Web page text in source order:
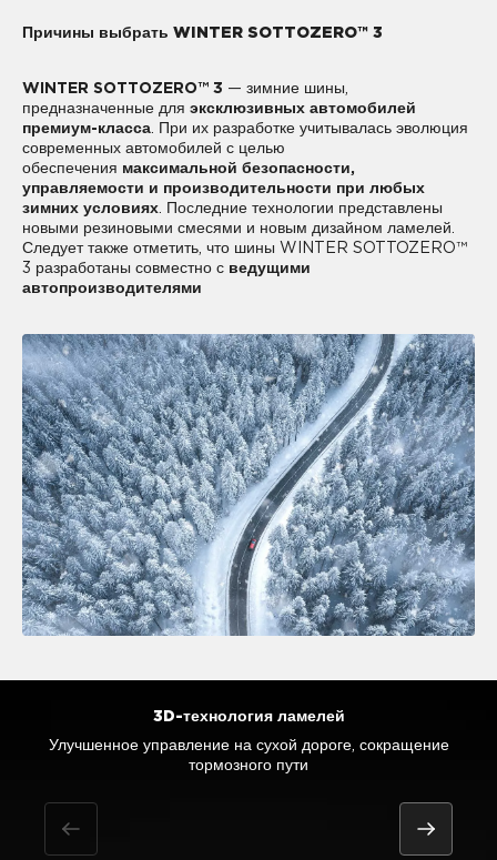
Причины выбрать WINTER SOTTOZERO™ 3
WINTER SOTTOZERO™ 3 — зимние шины,
предназначенные для эксклюзивных автомобилей
премиум-класса. При их разработке учитывалась эволюция
современных автомобилей с целью
обеспечения максимальной безопасности,
управляемости и производительности при любых
зимних условиях. Последние технологии представлены
новыми резиновыми смесями и новым дизайном ламелей.
Следует также отметить, что шины WINTER SOTTOZERO™
3 разработаны совместно с ведущими
автопроизводителями
3D-технология ламелей
Улучшенное управление на сухой дороге, сокращение
тормозного пути
Отличная управляемость на мокрой поверхности и
эффективность торможения
Повышенное сцепление на снегу
Улучшенное сцепление на заснеженной дороге